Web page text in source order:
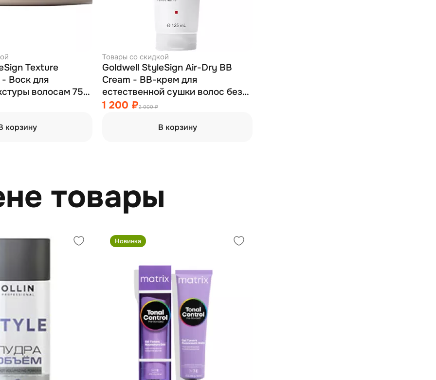
Texture
Воск для
волосам 75
корзину
Товары со скидкой
Goldwell StyleSign Air-Dry BB
Cream - ВВ-крем для
естественной сушки волос без
фена 125 мл
1 200 ₽2 000 ₽
В корзину
товары
Новинка